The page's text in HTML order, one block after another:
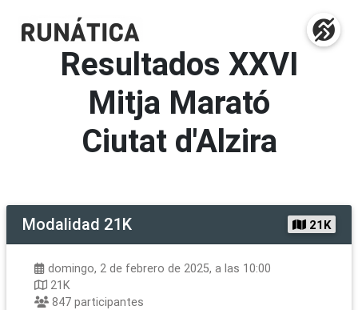
Resultados XXVI
Mitja Marató
Ciutat d'Alzira
Modalidad 21K 21K
domingo, 2 de febrero de 2025, a las 10:00
21K
847 participantes